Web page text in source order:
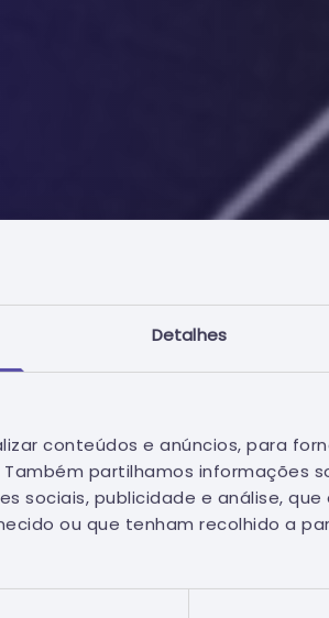
Detalhes
conteúdos e anúncios, para
partilhamos informações
sociais, publicidade e análise,
ou que tenham recolhido a
corretos.